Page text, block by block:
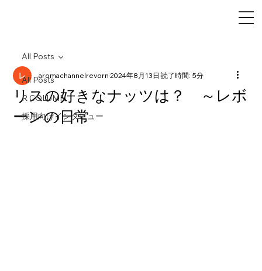
All Posts
R COLUMN
採用向けインタビュー
All Posts
リスの好きなナッツは？ ～レボ
ーンの日常
aromachannelrevorn2024年8月13日読了時間: 5分